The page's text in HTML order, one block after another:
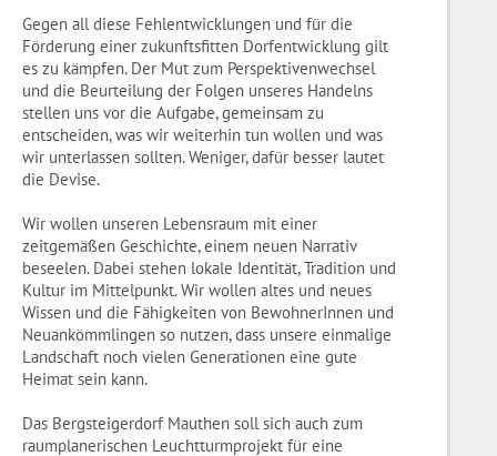
Gegen all diese Fehlentwicklungen und für die
Förderung einer zukunftsfitten Dorfentwicklung gilt
es zu kämpfen. Der Mut zum Perspektivenwechsel
und die Beurteilung der Folgen unseres Handelns
stellen uns vor die Aufgabe, gemeinsam zu
entscheiden, was wir weiterhin tun wollen und was
wir unterlassen sollten. Weniger, dafür besser lautet
die Devise.
Wir wollen unseren Lebensraum mit einer
zeitgemäßen Geschichte, einem neuen Narrativ
beseelen. Dabei stehen lokale Identität, Tradition und
Kultur im Mittelpunkt. Wir wollen altes und neues
Wissen und die Fähigkeiten von BewohnerInnen und
Neuankömmlingen so nutzen, dass unsere einmalige
Landschaft noch vielen Generationen eine gute
Heimat sein kann.
Das Bergsteigerdorf Mauthen soll sich auch zum
raumplanerischen Leuchtturmprojekt für eine